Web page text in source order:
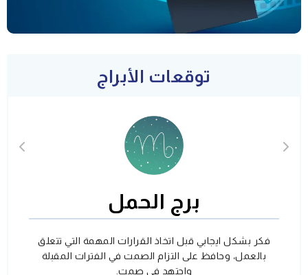
توقعات الأبراج
برج الحمل
فكر بشكل ايجابي قبل اتخاذ القرارات المهمة التي تتعلق
بالعمل، وحافظ على التزام الصمت في الفترات المقبلة
واجتهد في صمت.